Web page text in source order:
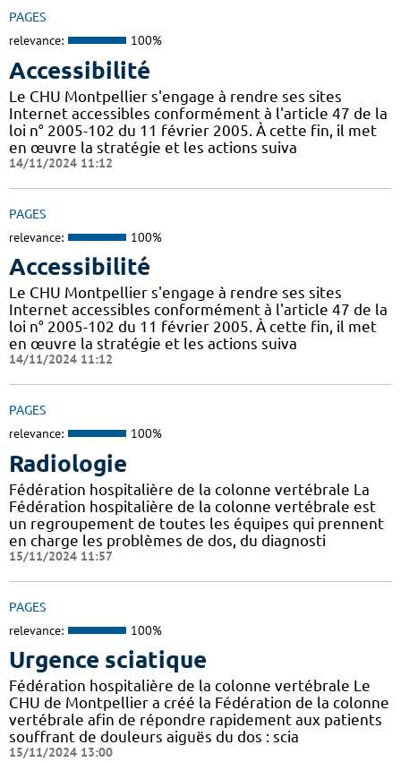
PAGES
relevance: 100%
Accessibilité
Le CHU Montpellier s'engage à rendre ses sites
Internet accessibles conformément à l'article 47 de la
loi n° 2005-102 du 11 février 2005. À cette fin, il met
en œuvre la stratégie et les actions suiva
14/11/2024 11:12
PAGES
relevance: 100%
Accessibilité
Le CHU Montpellier s'engage à rendre ses sites
Internet accessibles conformément à l'article 47 de la
loi n° 2005-102 du 11 février 2005. À cette fin, il met
en œuvre la stratégie et les actions suiva
14/11/2024 11:12
PAGES
relevance: 100%
Radiologie
Fédération hospitalière de la colonne vertébrale La
Fédération hospitalière de la colonne vertébrale est
un regroupement de toutes les équipes qui prennent
en charge les problèmes de dos, du diagnosti
15/11/2024 11:57
PAGES
relevance: 100%
Urgence sciatique
Fédération hospitalière de la colonne vertébrale Le
CHU de Montpellier a créé la Fédération de la colonne
vertébrale afin de répondre rapidement aux patients
souffrant de douleurs aiguës du dos : scia
15/11/2024 13:00